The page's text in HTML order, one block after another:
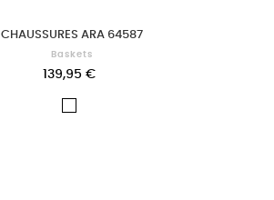
CHAUSSURES ARA 64587
Baskets
139,95 €